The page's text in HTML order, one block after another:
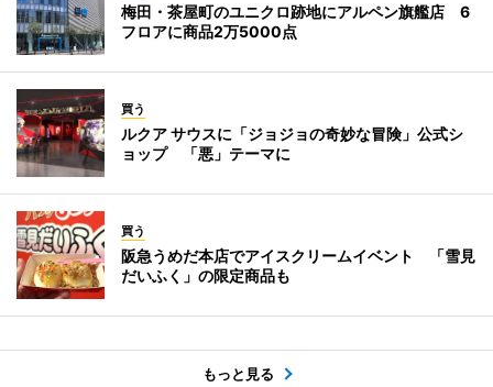
梅田・茶屋町のユニクロ跡地にアルペン旗艦店 6
フロアに商品2万5000点
買う
ルクア サウスに「ジョジョの奇妙な冒険」公式シ
ョップ 「悪」テーマに
買う
阪急うめだ本店でアイスクリームイベント 「雪見
だいふく」の限定商品も
もっと見る